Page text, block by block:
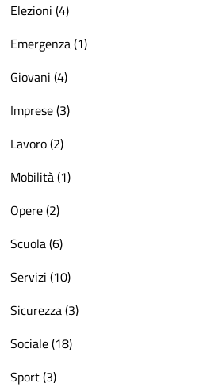
Elezioni (4)
Emergenza (1)
Giovani (4)
Imprese (3)
Lavoro (2)
Mobilità (1)
Opere (2)
Scuola (6)
Servizi (10)
Sicurezza (3)
Sociale (18)
Sport (3)